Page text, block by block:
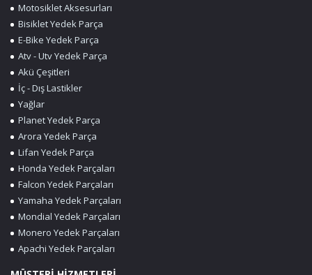
Motosiklet Aksesurları
Bisiklet Yedek Parça
E-Bike Yedek Parça
Atv - Utv Yedek Parça
Akü Çeşitleri
İç - Dış Lastikler
Yağlar
Planet Yedek Parça
Arora Yedek Parça
Lifan Yedek Parça
Honda Yedek Parçaları
Falcon Yedek Parçaları
Yamaha Yedek Parçaları
Mondial Yedek Parçaları
Monero Yedek Parçaları
Apachi Yedek Parçaları